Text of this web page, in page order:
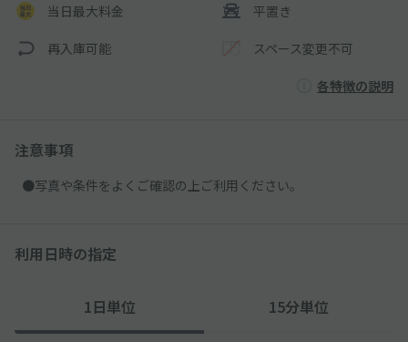
当日最大料金 平置き
再入庫可能 スペース変更不可
各特徴の説明
注意事項
●写真や条件をよくご確認の上ご利用ください。
利用日時の指定
1日単位 15分単位